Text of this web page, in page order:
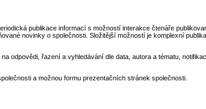
publikace informací s možností interakce čtenáře
novinky o společnosti. Složitější možností je komplexní
odpovědi, řazení a vyhledávání dle data, autora a tématu,
a možnou formu prezentačních stránek společnosti.